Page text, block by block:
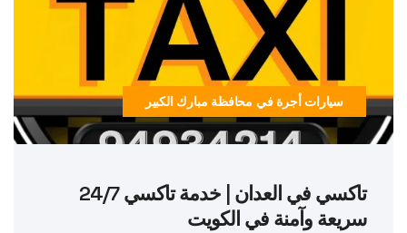
سيارات أجرة في محافظة مبارك الكبير
تاكسي في العدان | خدمة تاكسي 24/7
سريعة وآمنة في الكويت